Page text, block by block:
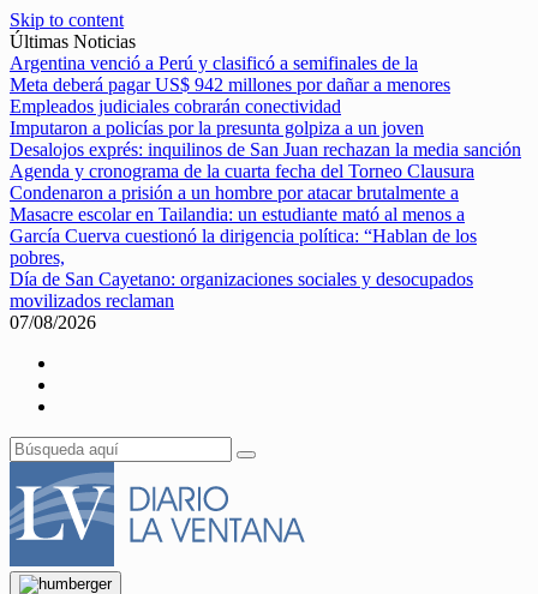
Skip to content
Últimas Noticias
Argentina venció a Perú y clasificó a semifinales de la
Meta deberá pagar US$ 942 millones por dañar a menores
Empleados judiciales cobrarán conectividad
Imputaron a policías por la presunta golpiza a un joven
Desalojos exprés: inquilinos de San Juan rechazan la media sanción
Agenda y cronograma de la cuarta fecha del Torneo Clausura
Condenaron a prisión a un hombre por atacar brutalmente a
Masacre escolar en Tailandia: un estudiante mató al menos a
García Cuerva cuestionó la dirigencia política: “Hablan de los
pobres,
Día de San Cayetano: organizaciones sociales y desocupados
movilizados reclaman
07/08/2026